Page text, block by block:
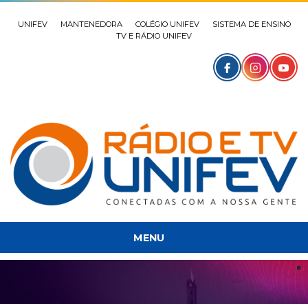
UNIFEV MANTENEDORA COLÉGIO UNIFEV
SISTEMA DE ENSINO
TV E RÁDIO UNIFEV
MENU